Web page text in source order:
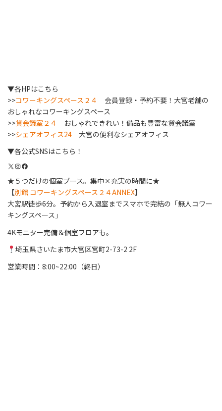
▼各HPはこちら
>>コワーキングスペース２４
会員登録・予約不要！大宮老舗の
おしゃれなコワーキングスペース
>>貸会議室２４
おしゃれできれい！備品も豊富な貸会議室
>>シェアオフィス24 大宮の便利なシェアオフィス
▼各公式SNSはこちら！
X Instagram
Facebook
★５つだけの個室ブース。集中×充実の時間に★
【別館 コワーキングスペース２４ANNEX】
大宮駅徒歩6分。予約から入退室までスマホで完結の「無人コワー
キングスペース」
4Kモニター完備＆個室フロアも。
埼玉県さいたま市大宮区宮町2-73-2 2F
営業時間：8:00~22:00（終日）